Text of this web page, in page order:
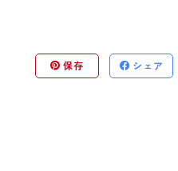
保存 シェア